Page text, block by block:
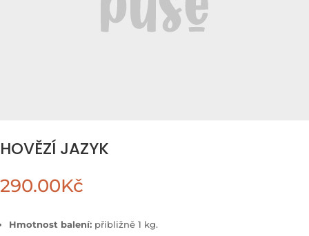
HOVĚZÍ JAZYK
290.00Kč
Hmotnost balení: přibližně 1 kg.